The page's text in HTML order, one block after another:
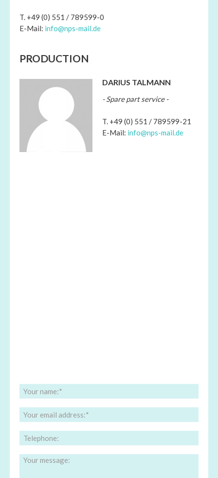
T. +49 (0) 551 / 789599-0
E-Mail: info@nps-mail.de
PRODUCTION
DARIUS TALMANN
- Spare part service -
T. +49 (0) 551 / 789599-21
E-Mail: info@nps-mail.de